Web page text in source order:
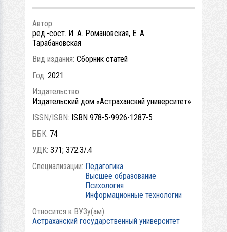
Автор:
ред.-сост. И. А. Романовская, Е. А.
Тарабановская
Вид издания: Сборник статей
Год: 2021
Издательство:
Издательский дом «Астраханский университет»
ISSN/ISBN: ISBN 978-5-9926-1287-5
ББК: 74
УДК: 371; 372.3/.4
Специализации: Педагогика
Высшее образование
Психология
Информационные технологии
Относится к ВУЗу(ам):
Астраханский государственный университет